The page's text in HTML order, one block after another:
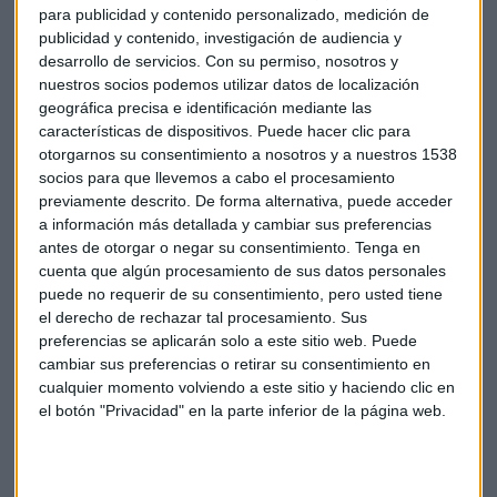
para publicidad y contenido personalizado, medición de
publicidad y contenido, investigación de audiencia y
desarrollo de servicios. Con su permiso, nosotros y
nuestros socios podemos utilizar datos de localización
geográfica precisa e identificación mediante las
características de dispositivos. Puede hacer clic para
otorgarnos su consentimiento a nosotros y a nuestros 1538
socios para que llevemos a cabo el procesamiento
previamente descrito. De forma alternativa, puede acceder
a información más detallada y cambiar sus preferencias
antes de otorgar o negar su consentimiento. Tenga en
cuenta que algún procesamiento de sus datos personales
puede no requerir de su consentimiento, pero usted tiene
el derecho de rechazar tal procesamiento. Sus
preferencias se aplicarán solo a este sitio web. Puede
cambiar sus preferencias o retirar su consentimiento en
cualquier momento volviendo a este sitio y haciendo clic en
el botón "Privacidad" en la parte inferior de la página web.
abierto sus tiendas con señalizaciones para evitar
aglomeraciones.
Aunque la esencia de este evento de compras no sea la
misma, se esperan buenas cifras. La Federación Nacional de
Minoristas pronostica que las ventas aumentarán entre un
3,5% y un 5,2% este año, frente al repunte del 4% del año
anterior. Además,se prevé que las compras en línea
aumenten hasta un 30%.
El impacto del Black Friday en bolsa
Pero, ¿qué impacto tienen las ventas del viernes Negro en
las cuentas del cuarto trimestre de los minoristas? Los
analistas consideran que es prácticamente imposible
predecir los resultados de las compañías por su nivel de